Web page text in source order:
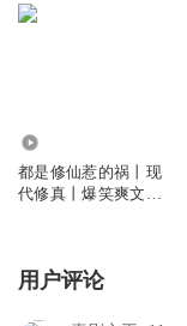
都是修仙惹的祸丨现
代修真丨爆笑爽文丨
用户评论